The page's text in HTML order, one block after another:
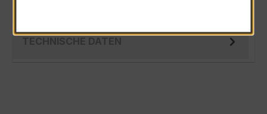
TECHNISCHE DATEN